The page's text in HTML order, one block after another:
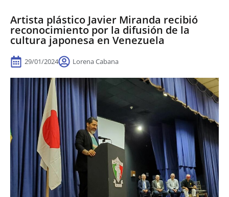
Artista plástico Javier Miranda recibió
reconocimiento por la difusión de la
cultura japonesa en Venezuela
29/01/2024 Lorena Cabana